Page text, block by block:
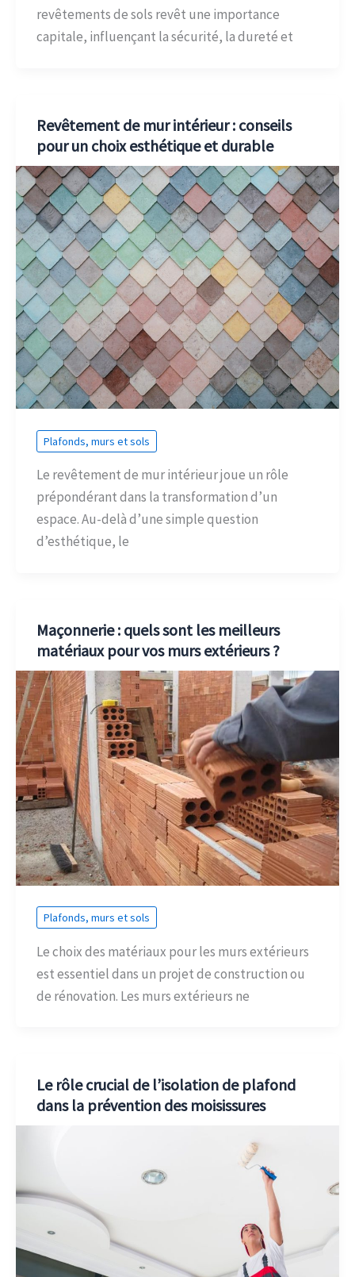
revêtements de sols revêt une importance
capitale, influençant la sécurité, la dureté et
Revêtement de mur intérieur : conseils
pour un choix esthétique et durable
Plafonds, murs et sols
Le revêtement de mur intérieur joue un rôle
prépondérant dans la transformation d’un
espace. Au-delà d’une simple question
d’esthétique, le
Maçonnerie : quels sont les meilleurs
matériaux pour vos murs extérieurs ?
Plafonds, murs et sols
Le choix des matériaux pour les murs extérieurs
est essentiel dans un projet de construction ou
de rénovation. Les murs extérieurs ne
Le rôle crucial de l’isolation de plafond
dans la prévention des moisissures